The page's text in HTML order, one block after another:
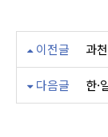
이전글 과
다음글 한·